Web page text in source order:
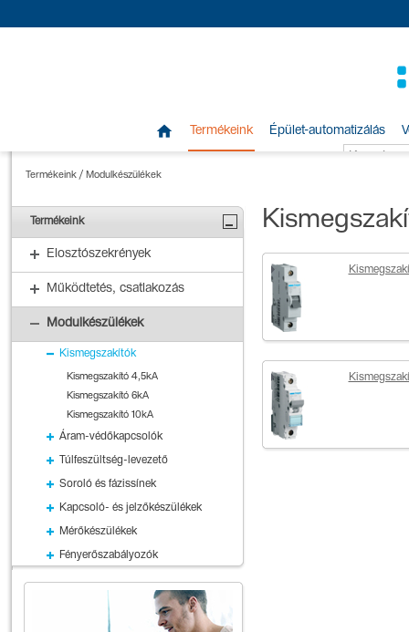
 Termékeink Épület-automatizálás
Termékeink/ Modulkészülékek
Termékeink
Elosztószekrények
Működtetés, csatlakozás
Modulkészülékek
Kismegszakítók
Kismegszakító 4,5kA
Kismegszakító 6kA
Kismegszakító 10kA
Áram-védőkapcsolók
Túlfeszültség-levezető
Soroló és fázissínek
Kapcsoló- és jelzőkészülékek
Mérőkészülékek
Fényerőszabályozók